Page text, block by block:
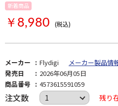
新着商品
￥8,980 (税込)
メーカー Flydigi
メーカー製品情
発売日
2026年06月05日
商品番号
4573615591059
注文数 残り